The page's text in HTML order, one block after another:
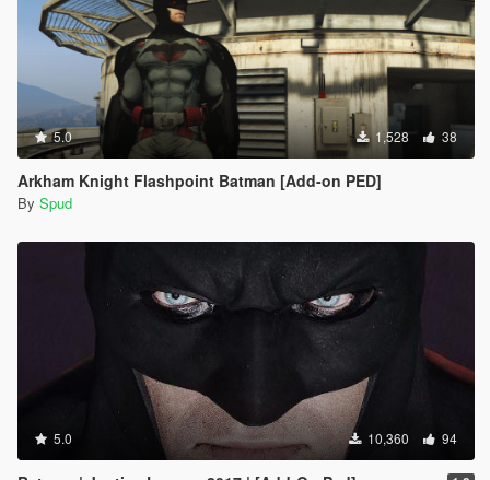
5.0 1,528 38
Arkham Knight Flashpoint Batman [Add-on PED]
By Spud
5.0 10,360 94